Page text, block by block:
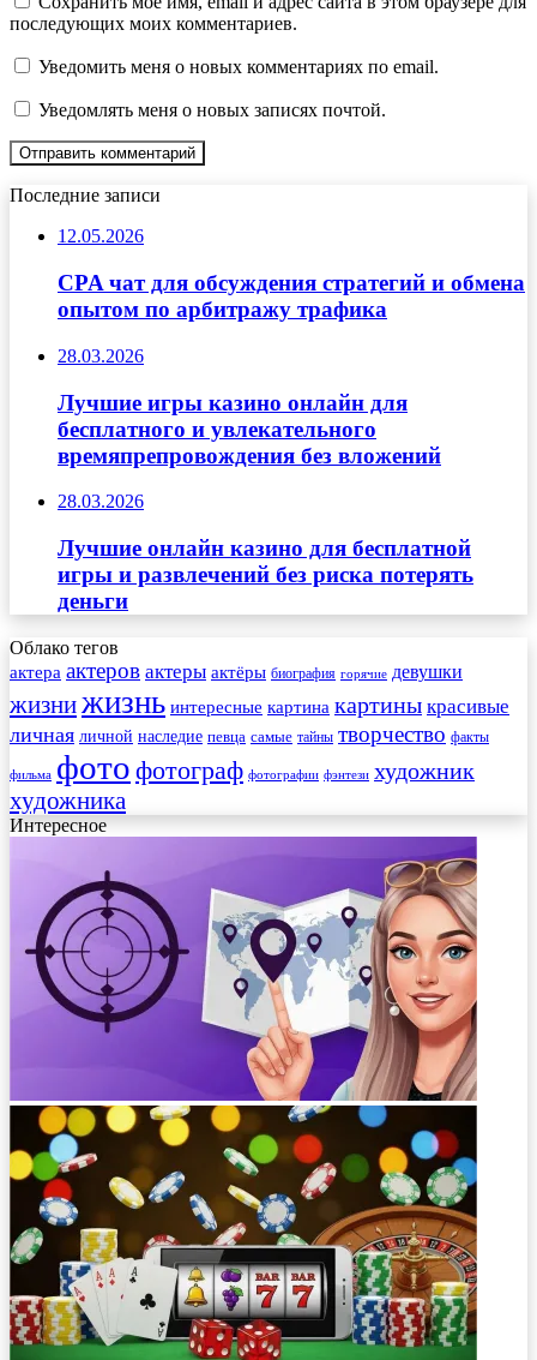
последующих моих комментариев.
Уведомить меня о новых комментариях по email.
Уведомлять меня о новых записях почтой.
Последние записи
12.05.2026
CPA чат для обсуждения стратегий и обмена
опытом по арбитражу трафика
28.03.2026
Лучшие игры казино онлайн для
бесплатного и увлекательного
времяпрепровождения без вложений
28.03.2026
Лучшие онлайн казино для бесплатной
игры и развлечений без риска потерять
деньги
Облако тегов
актера актеров актеры актёры биография горячие девушки
жизнижизнь интересные картина картины красивые
личная личной наследие певца самые тайны творчество факты
фильма фото фотограф фотографии фэнтези художник
художника
Интересное